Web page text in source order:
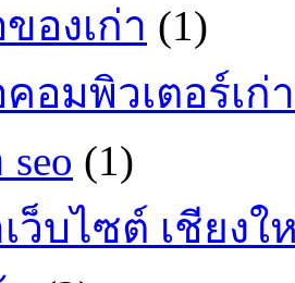
องเก่า (1)
อมพิวเตอร์เก่า
(1)
ว็บไซต์ เชียงใ